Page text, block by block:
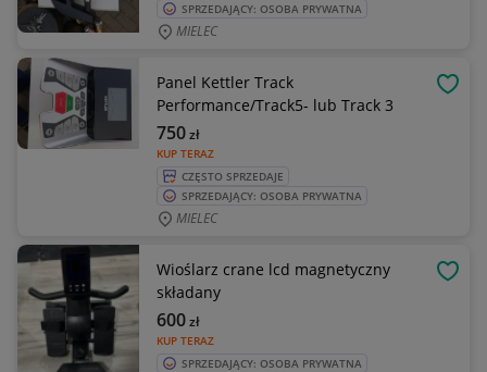
SPRZEDAJĄCY: OSOBA PRYWATNA
MIELEC
Panel Kettler Track
Performance/Track5- lub Track 3
KUP TERAZ
750zł
CZĘSTO SPRZEDAJE
SPRZEDAJĄCY: OSOBA PRYWATNA
MIELEC
Wioślarz crane lcd magnetyczny
składany
KUP TERAZ
600zł
SPRZEDAJĄCY: OSOBA PRYWATNA